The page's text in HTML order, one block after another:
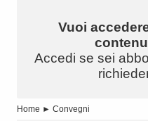
Vuoi
Accedi se sei
Home ► Convegni